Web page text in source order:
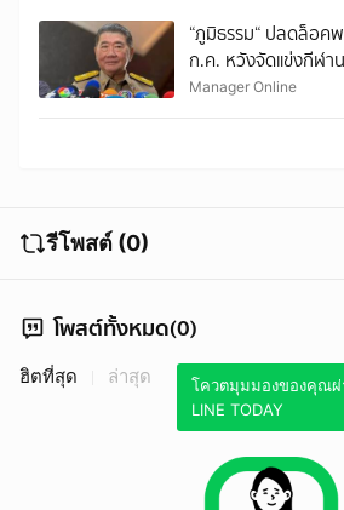
“ภูมิธรรม“ ปลดล็อค
ก.ค. หวังจัดแข่งกีฬา
กรณี-ศึกษากม.เพิ่ม
Manager Online
รีโพสต์ (0)
โพสต์ทั้งหมด(0)
โควตมุมมองของคุณ
LINE TODAY
ฮิตที่สุด ล่าสุด